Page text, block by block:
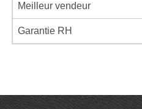
Meilleur vendeur
Garantie RH